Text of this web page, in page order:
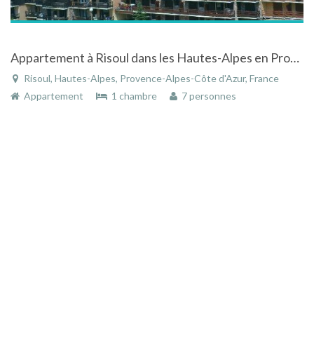
Appartement à Risoul dans les Hautes-Alpes en Provence-Alpes-Côte d'Azur avec vue sur les pistes
Risoul, Hautes-Alpes, Provence-Alpes-Côte d'Azur, France
Appartement
1 chambre 7 personnes